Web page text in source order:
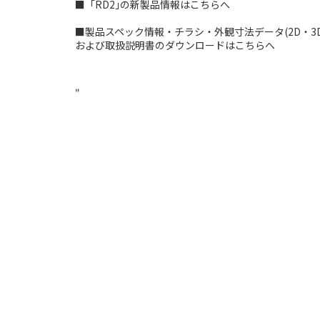
■「RD2｣の新製品情報はこちらへ
■製品スペック情報・チラシ・外観寸法データ(2D・
および取扱説明書のダウンロードはこちらへ
"